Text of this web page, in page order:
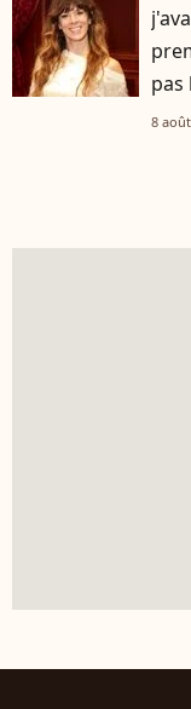
pas
8